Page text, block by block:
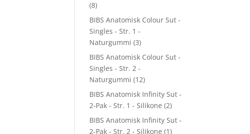
(8)
BIBS Anatomisk Colour Sut -
Singles - Str. 1 -
Naturgummi (3)
BIBS Anatomisk Colour Sut -
Singles - Str. 2 -
Naturgummi (12)
BIBS Anatomisk Infinity Sut -
2-Pak - Str. 1 - Silikone (2)
BIBS Anatomisk Infinity Sut -
2-Pak - Str. 2 - Silikone (1)